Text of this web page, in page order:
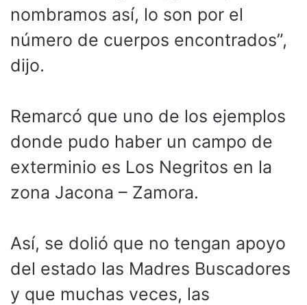
nombramos así, lo son por el
número de cuerpos encontrados”,
dijo.
Remarcó que uno de los ejemplos
donde pudo haber un campo de
exterminio es Los Negritos en la
zona Jacona – Zamora.
Así, se dolió que no tengan apoyo
del estado las Madres Buscadores
y que muchas veces, las